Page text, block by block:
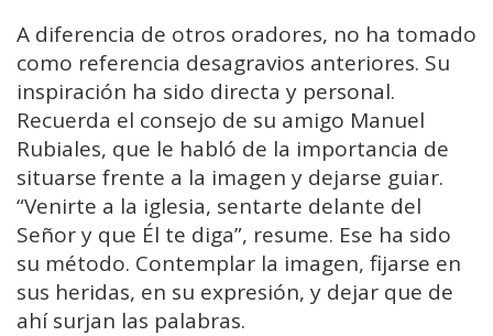
A diferencia de otros oradores, no ha tomado
como referencia desagravios anteriores. Su
inspiración ha sido directa y personal.
Recuerda el consejo de su amigo Manuel
Rubiales, que le habló de la importancia de
situarse frente a la imagen y dejarse guiar.
“Venirte a la iglesia, sentarte delante del
Señor y que Él te diga”, resume. Ese ha sido
su método. Contemplar la imagen, fijarse en
sus heridas, en su expresión, y dejar que de
ahí surjan las palabras.